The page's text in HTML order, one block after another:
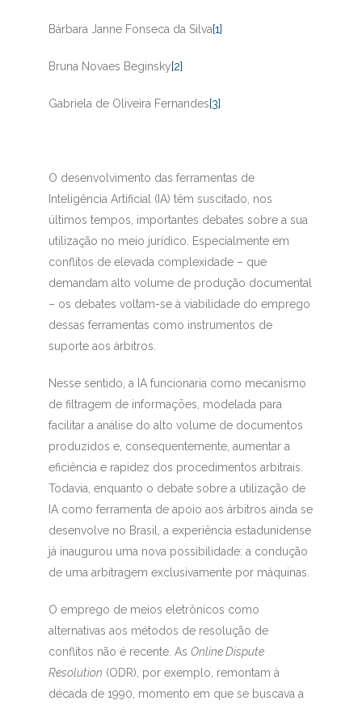
Bárbara Janne Fonseca da Silva[1]
Bruna Novaes Beginsky[2]
Gabriela de Oliveira Fernandes[3]
O desenvolvimento das ferramentas de
Inteligência Artificial (IA) têm suscitado, nos
últimos tempos, importantes debates sobre a sua
utilização no meio jurídico. Especialmente em
conflitos de elevada complexidade – que
demandam alto volume de produção documental
– os debates voltam-se à viabilidade do emprego
dessas ferramentas como instrumentos de
suporte aos árbitros.
Nesse sentido, a IA funcionaria como mecanismo
de filtragem de informações, modelada para
facilitar a análise do alto volume de documentos
produzidos e, consequentemente, aumentar a
eficiência e rapidez dos procedimentos arbitrais.
Todavia, enquanto o debate sobre a utilização de
IA como ferramenta de apoio aos árbitros ainda se
desenvolve no Brasil, a experiência estadunidense
já inaugurou uma nova possibilidade: a condução
de uma arbitragem exclusivamente por máquinas.
O emprego de meios eletrônicos como
alternativas aos métodos de resolução de
conflitos não é recente. As Online Dispute
Resolution (ODR), por exemplo, remontam à
década de 1990, momento em que se buscava a